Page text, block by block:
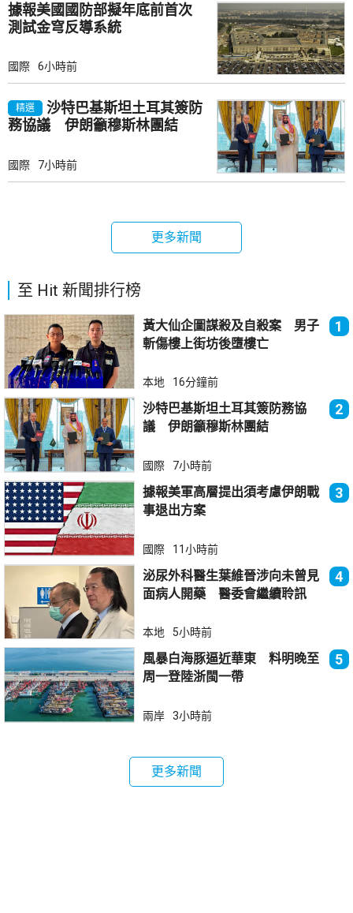
據報美國國防部擬年底前首次
測試金穹反導系統
國際 6小時前
精選
沙特巴基斯坦土耳其簽防
務協議 伊朗籲穆斯林團結
國際 7小時前
更多新聞
至 Hit 新聞排行榜
黃大仙企圖謀殺及自殺案 男子
斬傷樓上街坊後墮樓亡
1
本地 16分鐘前
沙特巴基斯坦土耳其簽防務協
議 伊朗籲穆斯林團結
2
國際 7小時前
據報美軍高層提出須考慮伊朗戰
事退出方案
3
國際 11小時前
泌尿外科醫生葉維晉涉向未曾見
面病人開藥 醫委會繼續聆訊
4
本地 5小時前
風暴白海豚逼近華東 料明晚至
周一登陸浙閩一帶
5
兩岸 3小時前
更多新聞